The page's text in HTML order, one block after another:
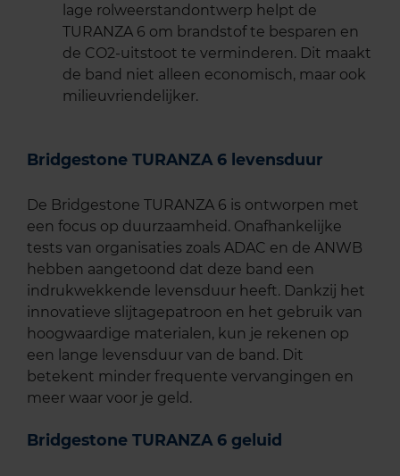
lage rolweerstandontwerp helpt de
TURANZA 6 om brandstof te besparen en
de CO2-uitstoot te verminderen. Dit maakt
de band niet alleen economisch, maar ook
milieuvriendelijker.
Bridgestone TURANZA 6 levensduur
De Bridgestone TURANZA 6 is ontworpen met
een focus op duurzaamheid. Onafhankelijke
tests van organisaties zoals ADAC en de ANWB
hebben aangetoond dat deze band een
indrukwekkende levensduur heeft. Dankzij het
innovatieve slijtagepatroon en het gebruik van
hoogwaardige materialen, kun je rekenen op
een lange levensduur van de band. Dit
betekent minder frequente vervangingen en
meer waar voor je geld.
Bridgestone TURANZA 6 geluid